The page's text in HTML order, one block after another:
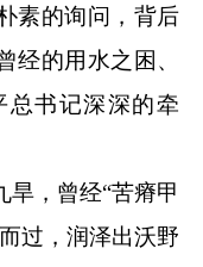
素的询问，背后
经的用水之困、
总书记深深的牵
，曾经“苦瘠甲
过，润泽出沃野